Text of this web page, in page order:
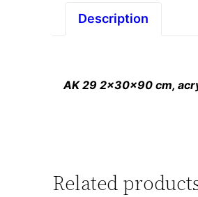
Description
AK 29 2x30x90 cm,
Related